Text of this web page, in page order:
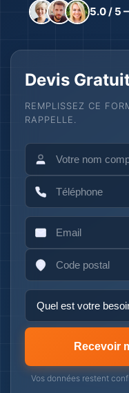
5.0 / 5
Devis
REMPLISSEZ CE
RAPPELLE.
Recevoir
Vos données restent